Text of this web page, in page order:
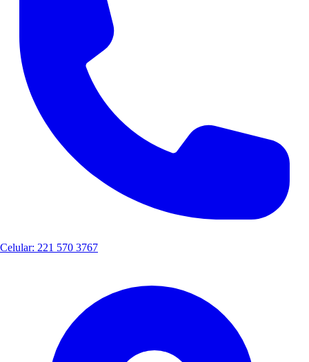
Celular: 221 570 3767